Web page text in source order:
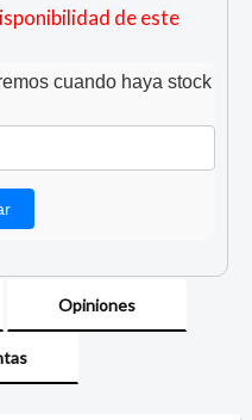
de este
cuando haya stock
Opiniones